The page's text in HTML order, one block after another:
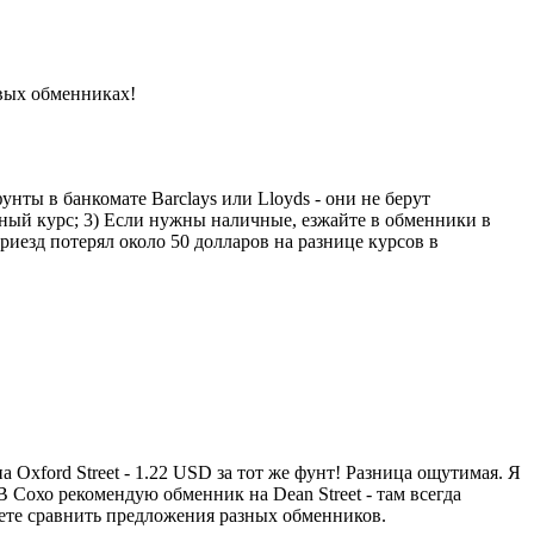
обменниках!
в банкомате Barclays или Lloyds - они не берут
курс; 3) Если нужны наличные, езжайте в обменники в
потерял около 50 долларов на разнице курсов в
Oxford Street - 1.22 USD за тот же фунт! Разница ощутимая. Я
рекомендую обменник на Dean Street - там всегда
сравнить предложения разных обменников.